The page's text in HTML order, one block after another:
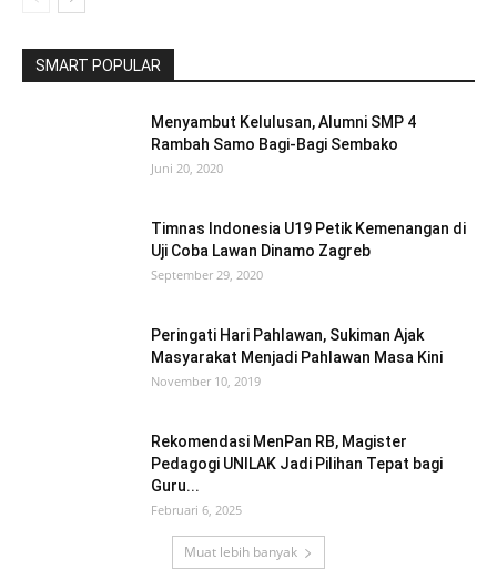
SMART POPULAR
Menyambut Kelulusan, Alumni SMP 4
Rambah Samo Bagi-Bagi Sembako
Juni 20, 2020
Timnas Indonesia U19 Petik Kemenangan di
Uji Coba Lawan Dinamo Zagreb
September 29, 2020
Peringati Hari Pahlawan, Sukiman Ajak
Masyarakat Menjadi Pahlawan Masa Kini
November 10, 2019
Rekomendasi MenPan RB, Magister
Pedagogi UNILAK Jadi Pilihan Tepat bagi
Guru...
Februari 6, 2025
Muat lebih banyak